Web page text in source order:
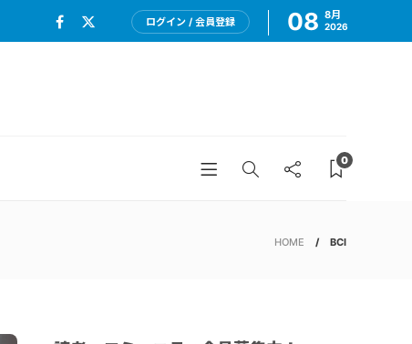
ログイン / 会員登録 08 8月
2026
0
HOME BCI